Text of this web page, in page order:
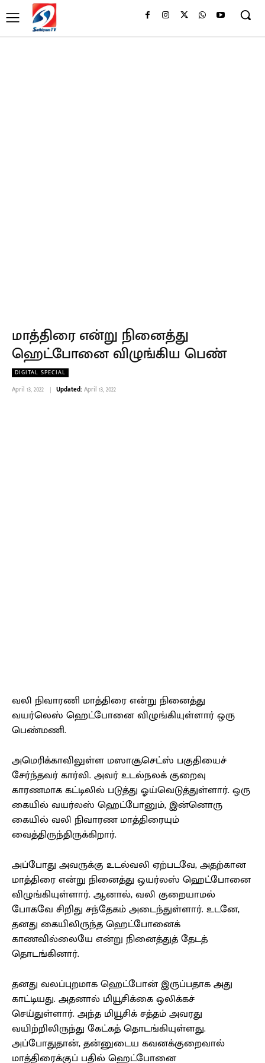
மாத்திரை என்று நினைத்து
ஹெட்போனை விழுங்கிய பெண்
DIGITAL SPECIAL
April 13, 2022 Updated: April 13, 2022
வலி நிவாரணி மாத்திரை என்று நினைத்து
வயர்லெஸ் ஹெட்போனை விழுங்கியுள்ளார் ஒரு
பெண்மணி.
அமெரிக்காவிலுள்ள மஸாசூசெட்ஸ் பகுதியைச்
சேர்ந்தவர் கார்லி. அவர் உடல்நலக் குறைவு
காரணமாக கட்டிலில் படுத்து ஓய்வெடுத்துள்ளார். ஒரு
கையில் வயர்லஸ் ஹெட்போனும், இன்னொரு
கையில் வலி நிவாரண மாத்திரையும்
வைத்திருந்திருக்கிறார்.
அப்போது அவருக்கு உடல்வலி ஏற்படவே, அதற்கான
மாத்திரை என்று நினைத்து ஒயர்லஸ் ஹெட்போனை
விழுங்கியுள்ளார். ஆனால், வலி குறையாமல்
போகவே சிறிது சந்தேகம் அடைந்துள்ளார். உடனே,
தனது கையிலிருந்த ஹெட்போனைக்
காணவில்லையே என்று நினைத்துத் தேடத்
தொடங்கினார்.
தனது வலப்புறமாக ஹெட்போன் இருப்பதாக அது
காட்டியது. அதனால் மியூசிக்கை ஒலிக்கச்
செய்துள்ளார். அந்த மியூசிக் சத்தம் அவரது
வயிற்றிலிருந்து கேட்கத் தொடங்கியுள்ளது.
அப்போதுதான், தன்னுடைய கவனக்குறைவால்
மாத்திரைக்குப் பதில் ஹெட்போனை